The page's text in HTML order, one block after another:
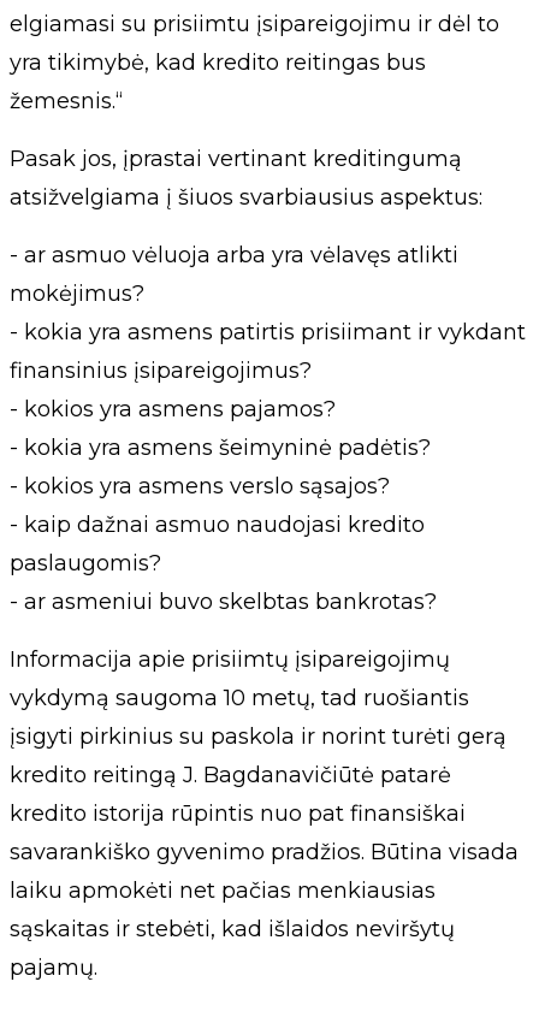
elgiamasi su prisiimtu įsipareigojimu ir dėl to
yra tikimybė, kad kredito reitingas bus
žemesnis.“
Pasak jos, įprastai vertinant kreditingumą
atsižvelgiama į šiuos svarbiausius aspektus:
- ar asmuo vėluoja arba yra vėlavęs atlikti
mokėjimus?
- kokia yra asmens patirtis prisiimant ir vykdant
finansinius įsipareigojimus?
- kokios yra asmens pajamos?
- kokia yra asmens šeimyninė padėtis?
- kokios yra asmens verslo sąsajos?
- kaip dažnai asmuo naudojasi kredito
paslaugomis?
- ar asmeniui buvo skelbtas bankrotas?
Informacija apie prisiimtų įsipareigojimų
vykdymą saugoma 10 metų, tad ruošiantis
įsigyti pirkinius su paskola ir norint turėti gerą
kredito reitingą J. Bagdanavičiūtė patarė
kredito istorija rūpintis nuo pat finansiškai
savarankiško gyvenimo pradžios. Būtina visada
laiku apmokėti net pačias menkiausias
sąskaitas ir stebėti, kad išlaidos neviršytų
pajamų.